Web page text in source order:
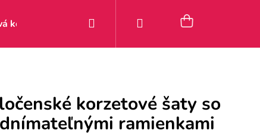
kolekcia Zľavy Posledné kúsky 9–49 €
PrihlásenieNákupný
korzetové šaty so
ramienkami